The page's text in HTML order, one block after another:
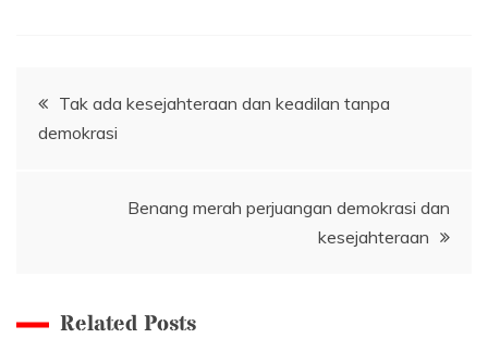
Navigasi
pos
Tak ada kesejahteraan dan keadilan tanpa
demokrasi
Benang merah perjuangan demokrasi dan
kesejahteraan
Related Posts